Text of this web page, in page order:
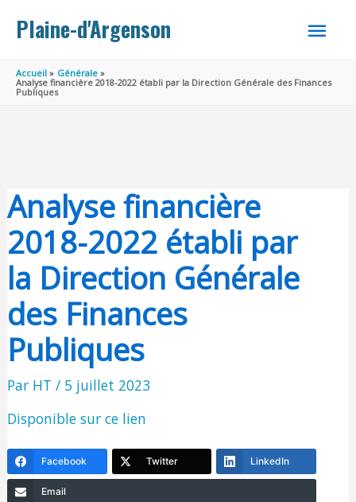
Plaine-d'Argenson
MENU
Accueil
Générale
Analyse financière 2018-2022 établi par la Direction Générale des Finances
Publiques
Analyse financière
2018-2022 établi par
la Direction Générale
des Finances
Publiques
Par HT/ 5 juillet 2023
Disponible sur ce lien
Facebook Twitter LinkedIn
Email